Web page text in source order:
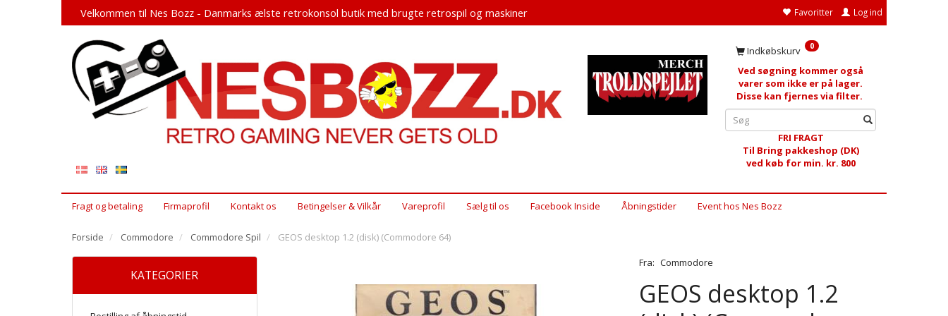
Favoritter Log ind
Velkommen til Nes Bozz - Danmarks ælste retrokonsol butik med brugte retrospil og maskiner
Indkøbskurv 0
Ved søgning kommer også
varer som ikke er på lager.
Disse kan fjernes via filter.
FRI FRAGT
Til Bring pakkeshop (DK)
ved køb for min. kr. 800
Fragt og betaling Firmaprofil Kontakt os Betingelser & Vilkår Vareprofil Sælg til os Facebook Inside Åbningstider Event hos Nes Bozz
Forside Commodore Commodore Spil GEOS desktop 1.2 (disk) (Commodore 64)
KATEGORIER
Fra: Commodore
GEOS desktop 1.2